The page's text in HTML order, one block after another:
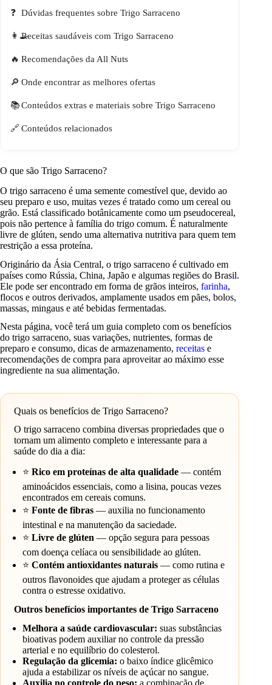
Dúvidas frequentes sobre Trigo Sarraceno
Receitas saudáveis com Trigo Sarraceno
Recomendações da All Nuts
Onde encontrar as melhores ofertas
Conteúdos extras e materiais sobre Trigo Sarraceno
Conteúdos relacionados
O que são Trigo Sarraceno?
O trigo sarraceno é uma semente comestível que, devido ao
seu preparo e uso, muitas vezes é tratado como um cereal ou
grão. Está classificado botânicamente como um pseudocereal,
pois não pertence à família do trigo comum. É naturalmente
livre de glúten, sendo uma alternativa nutritiva para quem tem
restrição a essa proteína.
Originário da Ásia Central, o trigo sarraceno é cultivado em
países como Rússia, China, Japão e algumas regiões do Brasil.
Ele pode ser encontrado em forma de grãos inteiros, farinha,
flocos e outros derivados, amplamente usados em pães, bolos,
massas, mingaus e até bebidas fermentadas.
Nesta página, você terá um guia completo com os benefícios
do trigo sarraceno, suas variações, nutrientes, formas de
preparo e consumo, dicas de armazenamento, receitas e
recomendações de compra para aproveitar ao máximo esse
ingrediente na sua alimentação.
Quais os benefícios de Trigo Sarraceno?
O trigo sarraceno combina diversas propriedades que o
tornam um alimento completo e interessante para a
saúde do dia a dia:
⭐Rico em proteínas de alta qualidade — contém
aminoácidos essenciais, como a lisina, poucas vezes
encontrados em cereais comuns.
⭐Fonte de fibras — auxilia no funcionamento
intestinal e na manutenção da saciedade.
⭐Livre de glúten — opção segura para pessoas
com doença celíaca ou sensibilidade ao glúten.
⭐Contém antioxidantes naturais — como rutina e
outros flavonoides que ajudam a proteger as células
contra o estresse oxidativo.
Outros benefícios importantes de Trigo Sarraceno
Melhora a saúde cardiovascular: suas substâncias
bioativas podem auxiliar no controle da pressão
arterial e no equilíbrio do colesterol.
Regulação da glicemia: o baixo índice glicêmico
ajuda a estabilizar os níveis de açúcar no sangue.
Auxilia no controle do peso: a combinação de